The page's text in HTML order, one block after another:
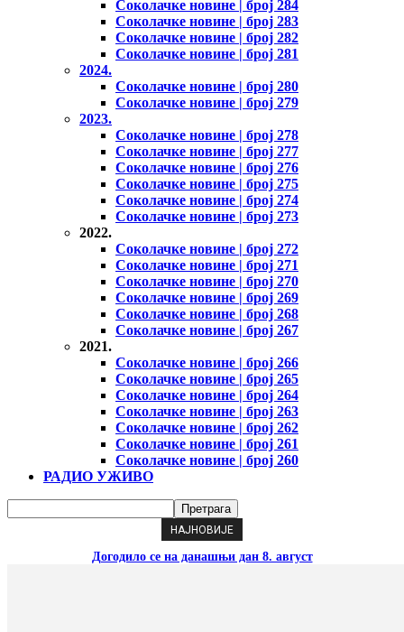
Соколачке новине | број 284
Соколачке новине | број 283
Соколачке новине | број 282
Соколачке новине | број 281
2024.
Соколачке новине | број 280
Соколачке новине | број 279
2023.
Соколачке новине | број 278
Соколачке новине | број 277
Соколачке новине | број 276
Соколачке новине | број 275
Соколачке новине | број 274
Соколачке новине | број 273
2022.
Соколачке новине | број 272
Соколачке новине | број 271
Соколачке новине | број 270
Соколачке новине | број 269
Соколачке новине | број 268
Соколачке новине | број 267
2021.
Соколачке новине | број 266
Соколачке новине | број 265
Соколачке новине | број 264
Соколачке новине | број 263
Соколачке новине | број 262
Соколачке новине | број 261
Соколачке новине | број 260
РАДИО УЖИВО
НАЈНОВИЈЕ
Догодило се на данашњи дан 8. август